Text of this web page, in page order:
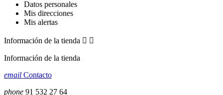
Datos personales
Mis direcciones
Mis alertas
Información de la tienda  
Información de la tienda
email Contacto
phone 91 532 27 64